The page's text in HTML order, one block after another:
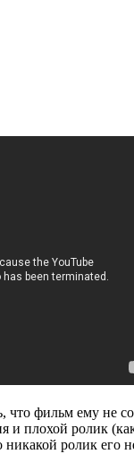
фильм ему не
и плохой ролик
ролик его